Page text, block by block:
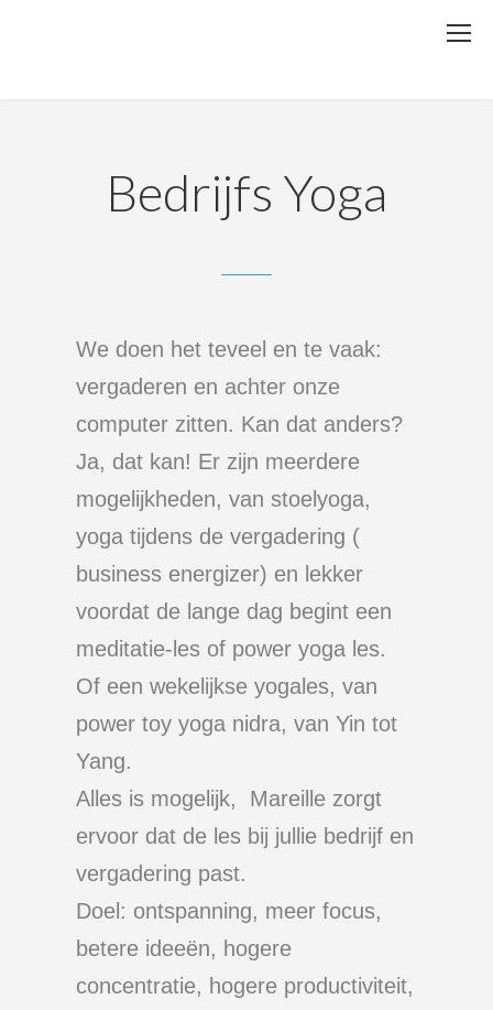
Bedrijfs Yoga
We doen het teveel en te vaak:
vergaderen en achter onze
computer zitten. Kan dat anders?
Ja, dat kan! Er zijn meerdere
mogelijkheden, van stoelyoga,
yoga tijdens de vergadering (
business energizer) en lekker
voordat de lange dag begint een
meditatie-les of power yoga les.
Of een wekelijkse yogales, van
power toy yoga nidra, van Yin tot
Yang.
Alles is mogelijk, Mareille zorgt
ervoor dat de les bij jullie bedrijf en
vergadering past.
Doel: ontspanning, meer focus,
betere ideeën, hogere
concentratie, hogere productiviteit,